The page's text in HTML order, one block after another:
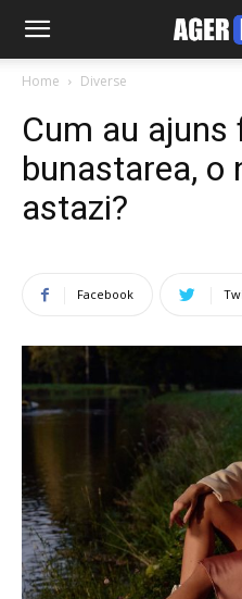
Home Diverse
Cum au
bunastarea, o
astazi?
Facebook